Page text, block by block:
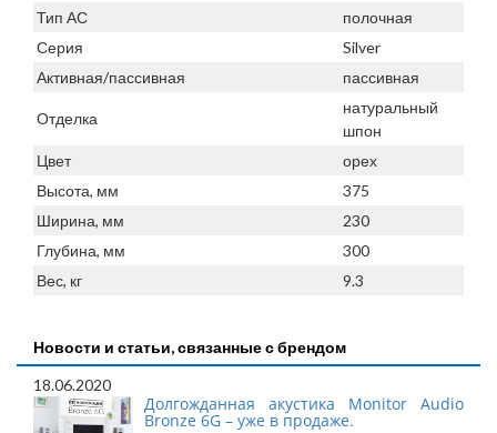
Тип АС
полочная
Серия
Silver
Активная/пассивная
пассивная
Отделка
натуральный
шпон
Цвет
орех
Высота, мм
375
Ширина, мм
230
Глубина, мм
300
Вес, кг
9.3
Новости и статьи, связанные с брендом
18.06.2020
Долгожданная акустика Monitor Audio
Bronze 6G – уже в продаже.